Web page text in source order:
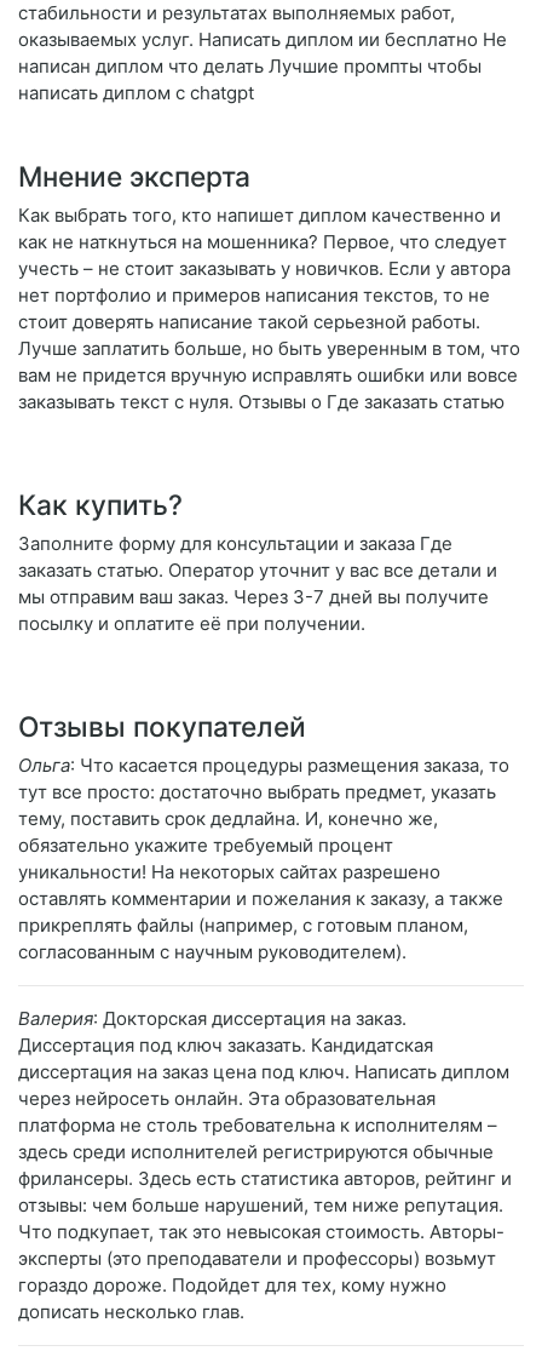
стабильности и результатах выполняемых работ,
оказываемых услуг. Написать диплом ии бесплатно Не
написан диплом что делать Лучшие промпты чтобы
написать диплом с chatgpt
Мнение эксперта
Как выбрать того, кто напишет диплом качественно и
как не наткнуться на мошенника? Первое, что следует
учесть – не стоит заказывать у новичков. Если у автора
нет портфолио и примеров написания текстов, то не
стоит доверять написание такой серьезной работы.
Лучше заплатить больше, но быть уверенным в том, что
вам не придется вручную исправлять ошибки или вовсе
заказывать текст с нуля. Отзывы о Где заказать статью
Как купить?
Заполните форму для консультации и заказа Где
заказать статью. Оператор уточнит у вас все детали и
мы отправим ваш заказ. Через 3-7 дней вы получите
посылку и оплатите её при получении.
Отзывы покупателей
Ольга: Что касается процедуры размещения заказа, то
тут все просто: достаточно выбрать предмет, указать
тему, поставить срок дедлайна. И, конечно же,
обязательно укажите требуемый процент
уникальности! На некоторых сайтах разрешено
оставлять комментарии и пожелания к заказу, а также
прикреплять файлы (например, с готовым планом,
согласованным с научным руководителем).
Валерия: Докторская диссертация на заказ.
Диссертация под ключ заказать. Кандидатская
диссертация на заказ цена под ключ. Написать диплом
через нейросеть онлайн. Эта образовательная
платформа не столь требовательна к исполнителям –
здесь среди исполнителей регистрируются обычные
фрилансеры. Здесь есть статистика авторов, рейтинг и
отзывы: чем больше нарушений, тем ниже репутация.
Что подкупает, так это невысокая стоимость. Авторы-
эксперты (это преподаватели и профессоры) возьмут
гораздо дороже. Подойдет для тех, кому нужно
дописать несколько глав.